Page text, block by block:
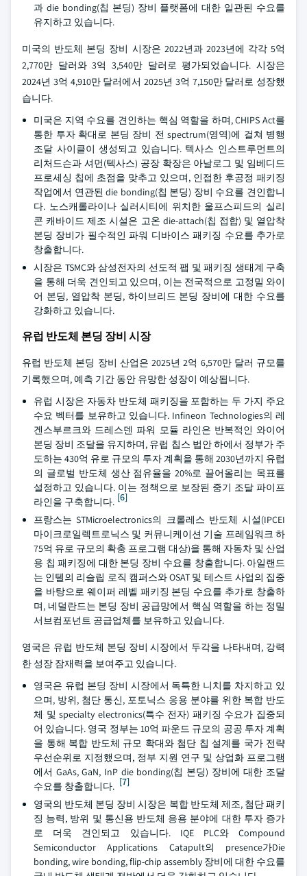
과 die bonding(칩 본딩) 장비 플랫폼에 대한 일관된 수요를
유지하고 있습니다.
미국의 반도체 본딩 장비 시장은 2022년과 2023년에 각각 5억
2,770만 달러와 3억 3,540만 달러로 평가되었습니다. 시장은
2024년 3억 4,910만 달러에서 2025년 3억 7,150만 달러로 성장했
습니다.
미국은 지역 수요를 견인하는 핵심 역할을 하며, CHIPS Act를
통한 투자 확대로 본딩 장비 전 spectrum(영역)에 걸쳐 병행
조달 사이클이 생성되고 있습니다. 텍사스 인스트루먼트의
리처드슨과 셔먼(텍사스) 공장 확장은 아날로그 및 임베디드
프로세싱 칩에 초점을 맞추고 있으며, 인접한 후공정 패키징
작업에서 연관된 die bonding(칩 본딩) 장비 수요를 견인합니
다. 노스캐롤라이나 실러시티에 위치한 울프스피드의 실리
콘 캐바이드 제조 시설은 고온 die-attach(칩 접합) 및 열압착
본딩 장비가 필수적인 파워 디바이스 패키징 수요를 추가로
창출합니다.
시장은 TSMC와 삼성전자의 선도적 팹 및 패키징 생태계 구축
을 통해 더욱 견인되고 있으며, 이는 전국적으로 고정밀 와이
어 본딩, 열압착 본딩, 하이브리드 본딩 장비에 대한 수요를
강화하고 있습니다.
유럽 반도체 본딩 장비 시장
유럽 반도체 본딩 장비 산업은 2025년 2억 6,570만 달러 규모를
기록했으며, 예측 기간 동안 유망한 성장이 예상됩니다.
유럽 시장은 자동차 반도체 패키징을 포함하는 두 가지 주요
수요 벡터를 보유하고 있습니다. Infineon Technologies의 레
겐스부르크와 드레스덴 파워 모듈 라인은 반복적인 와이어
본딩 장비 조달을 유지하며, 유럽 칩스 법안 하에서 정부가 주
도하는 430억 유로 규모의 투자 계획을 통해 2030년까지 유럽
의 글로벌 반도체 생산 점유율을 20%로 끌어올리는 목표를
설정하고 있습니다. 이는 정책으로 보장된 중기 조달 파이프
라인을 구축합니다. [6]
프랑스는 STMicroelectronics의 크롤레스 반도체 시설(IPCEI
마이크로일렉트로닉스 및 커뮤니케이션 기술 프레임워크 하
75억 유로 규모의 확충 프로그램 대상)을 통해 자동차 및 산업
용 칩 패키징에 대한 본딩 장비 수요를 창출합니다. 아일랜드
는 인텔의 리슬립 로직 캠퍼스와 OSAT 및 테스트 사업의 집중
을 바탕으로 웨이퍼 레벨 패키징 본딩 수요를 추가로 창출하
며, 네덜란드는 본딩 장비 공급망에서 핵심 역할을 하는 정밀
서브컴포넌트 공급업체를 보유하고 있습니다.
영국은 유럽 반도체 본딩 장비 시장에서 두각을 나타내며, 강력
한 성장 잠재력을 보여주고 있습니다.
영국은 유럽 본딩 장비 시장에서 독특한 니치를 차지하고 있
으며, 방위, 첨단 통신, 포토닉스 응용 분야를 위한 복합 반도
체 및 specialty electronics(특수 전자) 패키징 수요가 집중되
어 있습니다. 영국 정부는 10억 파운드 규모의 공공 투자 계획
을 통해 복합 반도체 규모 확대와 첨단 칩 설계를 국가 전략
우선순위로 지정했으며, 정부 지원 연구 및 상업화 프로그램
에서 GaAs, GaN, InP die bonding(칩 본딩) 장비에 대한 조달
수요를 창출합니다. [7]
영국의 반도체 본딩 장비 시장은 복합 반도체 제조, 첨단 패키
징 능력, 방위 및 통신용 반도체 응용 분야에 대한 투자 증가
로 더욱 견인되고 있습니다. IQE PLC와 Compound
Semiconductor Applications Catapult의 presence가Die
bonding, wire bonding, flip-chip assembly 장비에 대한 수요를